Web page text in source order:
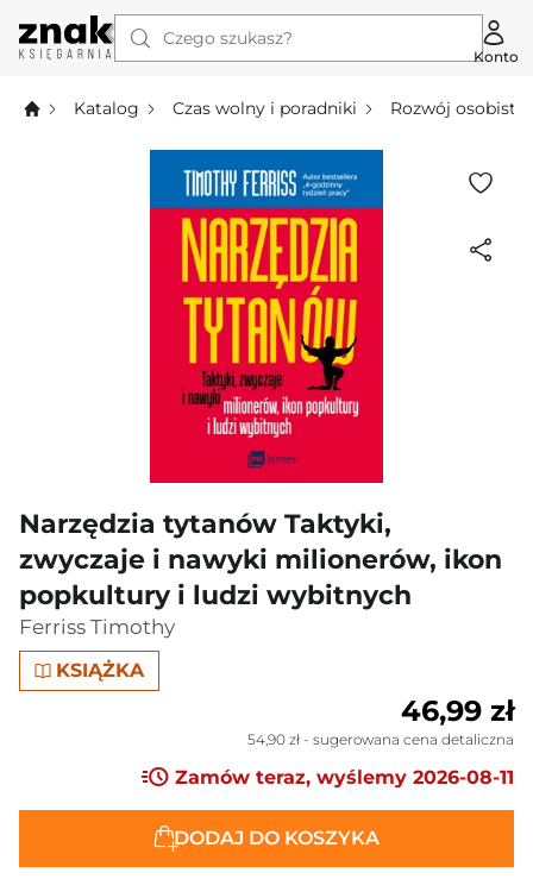
Czego szukasz?
Konto
Katalog Czas wolny i poradniki Rozwój osobisty
Narzędzia tytanów Taktyki,
zwyczaje i nawyki milionerów, ikon
popkultury i ludzi wybitnych
Ferriss Timothy
KSIĄŻKA
46,99 zł
54,90 zł - sugerowana cena detaliczna
Zamów teraz, wyślemy 2026-08-11
DODAJ DO KOSZYKA